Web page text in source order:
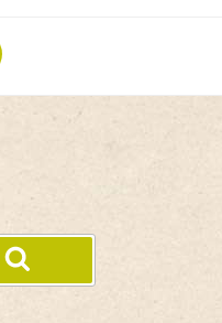
Search
for: